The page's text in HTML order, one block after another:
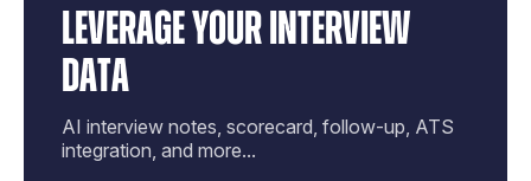
LEVERAGE YOUR INTERVIEW
DATA
AI interview notes, scorecard, follow-up, ATS
integration, and more...